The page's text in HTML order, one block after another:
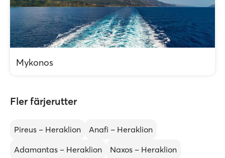
Mykonos
Fler färjerutter
Pireus – Heraklion
Anafi – Heraklion
Adamantas – Heraklion
Naxos – Heraklion